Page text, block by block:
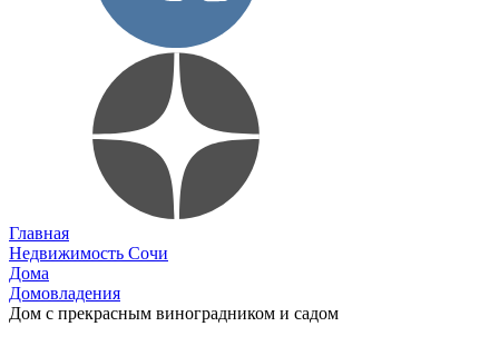
Главная
Недвижимость Сочи
Дома
Домовладения
Дом с прекрасным виноградником и садом